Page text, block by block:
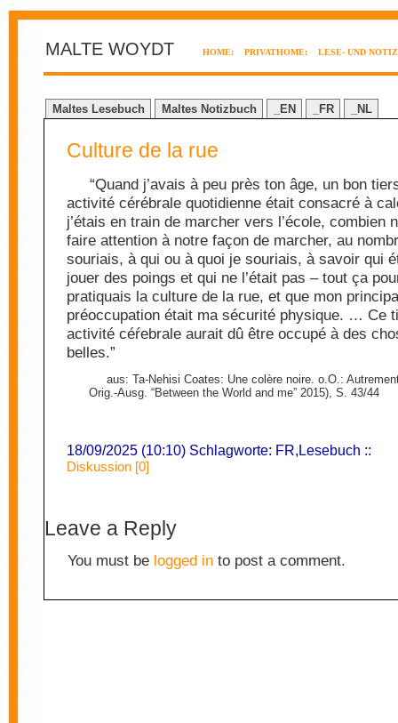
MALTE WOYDT HOME: PRIVATHOME: LESE- UND
Maltes Lesebuch Maltes Notizbuch _EN _FR _NL
Culture de la rue
“Quand j’avais à peu près ton âge, un bon
activité cérébrale quotidienne était consacré à
j’étais en train de marcher vers l’école, combien
faire attention à notre façon de marcher, au
souriais, à qui ou à quoi je souriais, à savoir qui
jouer des poings et qui ne l’était pas – tout ça
pratiquais la culture de la rue, et que mon
préoccupation était ma sécurité physique. … Ce
activité céŕebrale aurait dû être occupé à des
belles.”
aus: Ta-Nehisi Coates: Une colère noire. o.O.:
Orig.-Ausg. “Between the World and me” 2015), S. 43/44
18/09/2025 (10:10) Schlagworte: FR,Lesebuch ::
Diskussion [0]
Leave a Reply
You must be logged in to post a comment.